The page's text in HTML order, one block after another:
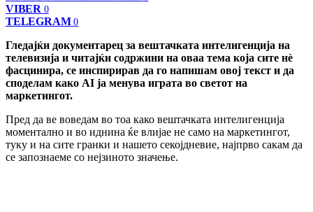
VIBER 0
TELEGRAM 0
Гледајќи документарец за вештачката интелигенција на
телевизија и читајќи содржини на оваа тема која сите нè
фасцинира, се инспирирав да го напишам овој текст и да
споделам како AI ја менува играта во светот на
маркетингот.
Пред да ве воведам во тоа како вештачката интелигенција
моментално и во иднина ќе влијае не само на маркетингот,
туку и на сите гранки и нашето секојдневие, најпрво сакам да
се запознаеме со нејзиното значење.